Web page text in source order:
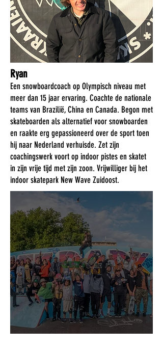
Ryan
Een snowboardcoach op Olympisch niveau met
meer dan 15 jaar ervaring. Coachte de nationale
teams van Brazilië, China en Canada. Begon met
skateboarden als alternatief voor snowboarden
en raakte erg gepassioneerd over de sport toen
hij naar Nederland verhuisde. Zet zijn
coachingswerk voort op indoor pistes en skatet
in zijn vrije tijd met zijn zoon. Vrijwilliger bij het
indoor skatepark New Wave Zuidoost.